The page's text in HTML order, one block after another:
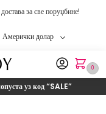
за све поруџбине!
Амерички долар
0
уз код“SALE”